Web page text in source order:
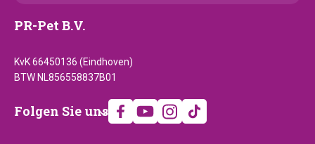
PR-Pet B.V.
KvK 66450136 (Eindhoven)
BTW NL856558837B01
Folgen
Folgen Sie uns